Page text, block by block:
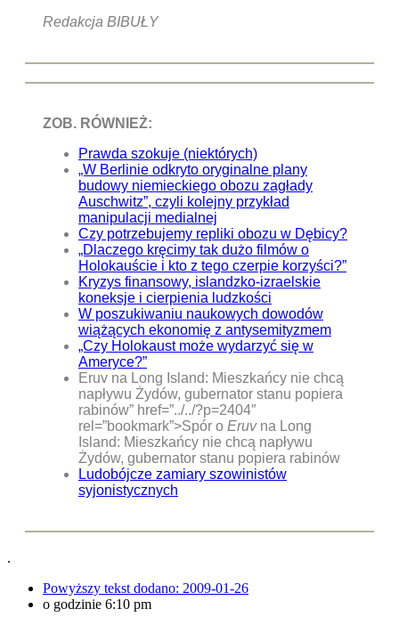
Redakcja BIBUŁY
ZOB. RÓWNIEŻ:
Prawda szokuje (niektórych)
„W Berlinie odkryto oryginalne plany
budowy niemieckiego obozu zagłady
Auschwitz”, czyli kolejny przykład
manipulacji medialnej
Czy potrzebujemy repliki obozu w Dębicy?
„Dlaczego kręcimy tak dużo filmów o
Holokauście i kto z tego czerpie korzyści?”
Kryzys finansowy, islandzko-izraelskie
koneksje i cierpienia ludzkości
W poszukiwaniu naukowych dowodów
wiążących ekonomię z antysemityzmem
„Czy Holokaust może wydarzyć się w
Ameryce?”
Eruv na Long Island: Mieszkańcy nie chcą
napływu Żydów, gubernator stanu popiera
rabinów” href=”../../?p=2404″
rel=”bookmark”>Spór o Eruvna Long
Island: Mieszkańcy nie chcą napływu
Żydów, gubernator stanu popiera rabinów
Ludobójcze zamiary szowinistów
syjonistycznych
.
Powyższy tekst dodano: 2009-01-26
o godzinie 6:10 pm